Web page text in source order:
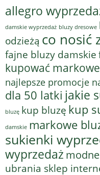
allegro
damskie wyprzedaż bluzy dresowe
odzieżą co nosić
fajne bluzy damskie
kupować
najlepsze promocje
dla 50 latki jakie
bluzę kup bluzę kup
damskie markowe
sukienki
wyprzedaż
ubrania sklep